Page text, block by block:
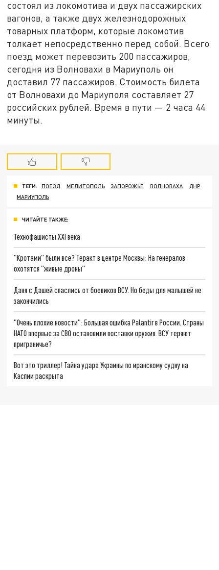
состоял из локомотива и двух пассажирских
вагонов, а также двух железнодорожных
товарных платформ, которые локомотив
толкает непосредственно перед собой. Всего
поезд может перевозить 200 пассажиров,
сегодня из Волновахи в Мариуполь он
доставил 77 пассажиров. Стоимость билета
от Волновахи до Мариуполя составляет 27
российских рублей. Время в пути — 2 часа 44
минуты.
ТЕГИ: ПОЕЗД МЕЛИТОПОЛЬ ЗАПОРОЖЬЕ ВОЛНОВАХА
ДНР
МАРИУПОЛЬ
ЧИТАЙТЕ ТАКЖЕ:
Технофашисты XXI века
"Кротами" были все? Теракт в центре Москвы: На генералов
охотятся "живые дроны"
Даня с Дашей спаслись от боевиков ВСУ. Но беды для малышей не
закончились
"Очень плохие новости": Большая ошибка Palantir в России. Страны
НАТО впервые за СВО остановили поставки оружия. ВСУ теряют
приграничье?
Вот это триллер! Тайна удара Украины по иранскому судну на
Каспии раскрыта